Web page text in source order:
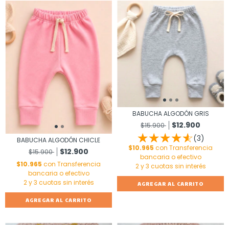
BABUCHA ALGODÓN CHICLE
$15.900
$12.900
$10.965 con Transferencia
bancaria o efectivo
AGREGAR AL CARRITO
BABUCHA ALGODÓN GRIS
$15.900
$12.900
(3)
$10.965 con Transferencia
bancaria o efectivo
AGREGAR AL CARRITO